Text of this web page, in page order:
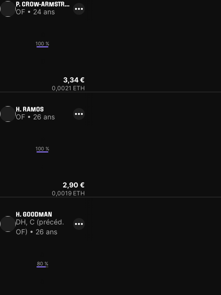
P. CROW-ARMSTRON
G
OF • 24 ans
100 %
0,0021 ETH
3,34 €
H. RAMOS
OF • 26 ans
100 %
0,0019 ETH
2,90 €
H. GOODMAN
DH, C (précéd.
OF) • 26 ans
80 %